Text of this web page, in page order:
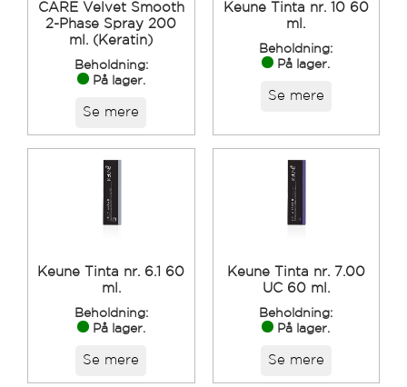
CARE Velvet Smooth
2-Phase Spray 200
ml. (Keratin)
Beholdning:
På lager.
Se mere
Keune Tinta nr. 10 60
ml.
Beholdning:
På lager.
Se mere
Keune Tinta nr. 6.1 60
ml.
Beholdning:
På lager.
Se mere
Keune Tinta nr. 7.00
UC 60 ml.
Beholdning:
På lager.
Se mere